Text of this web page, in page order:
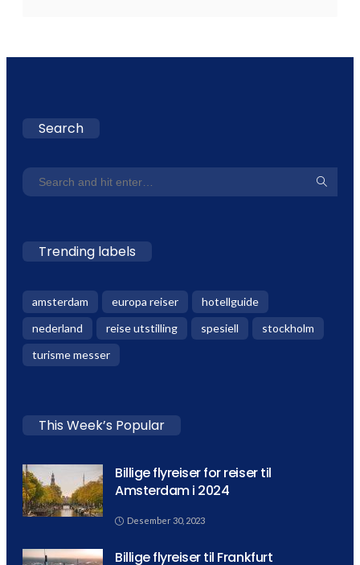
Search
Trending labels
amsterdam europa reiser
hotellguide
nederland
reise utstilling spesiell
stockholm
turisme messer
This Week’s Popular
Billige flyreiser for reiser til
Amsterdam i 2024
Desember 30, 2023
Billige flyreiser til Frankfurt